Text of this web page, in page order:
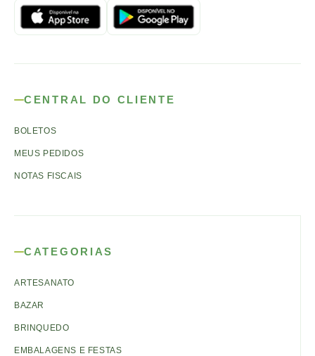
CENTRAL DO CLIENTE
BOLETOS
MEUS PEDIDOS
NOTAS FISCAIS
CATEGORIAS
ARTESANATO
BAZAR
BRINQUEDO
EMBALAGENS E FESTAS